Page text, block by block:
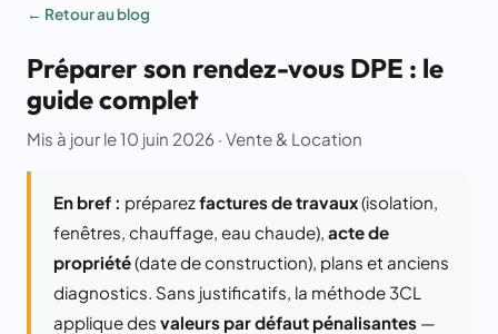
← Retour au blog
Préparer son rendez-vous DPE : le
guide complet
Mis à jour le 10 juin 2026 · Vente & Location
En bref : préparezfactures de travaux(isolation,
fenêtres, chauffage, eau chaude), acte de
propriété(date de construction), plans et anciens
diagnostics. Sans justificatifs, la méthode 3CL
applique des valeurs par défaut pénalisantes —